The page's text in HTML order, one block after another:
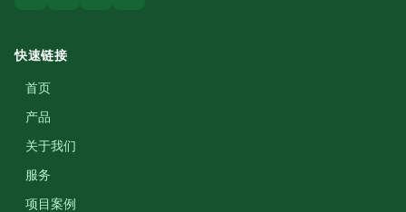
快速链接
首页
产品
关于我们
服务
项目案例